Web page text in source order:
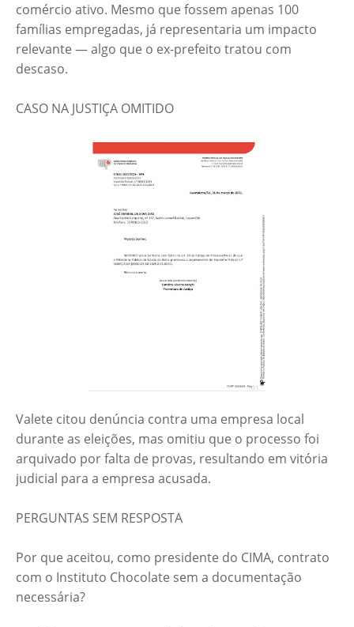
comércio ativo. Mesmo que fossem apenas 100
famílias empregadas, já representaria um impacto
relevante — algo que o ex-prefeito tratou com
descaso.
CASO NA JUSTIÇA OMITIDO
Valete citou denúncia contra uma empresa local
durante as eleições, mas omitiu que o processo foi
arquivado por falta de provas, resultando em vitória
judicial para a empresa acusada.
PERGUNTAS SEM RESPOSTA
Por que aceitou, como presidente do CIMA, contrato
com o Instituto Chocolate sem a documentação
necessária?